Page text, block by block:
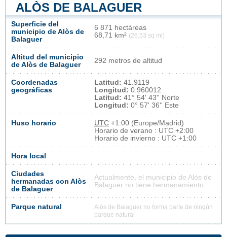
ALÒS DE BALAGUER
Superficie del
municipio de Alòs de
Balaguer
6 871 hectáreas
68,71 km² (26,53 sq mi)
Altitud del municipio
de Alòs de Balaguer
292 metros de altitud
Coordenadas
geográficas
Latitud: 41.9119
Longitud: 0.960012
Latitud: 41° 54' 43'' Norte
Longitud: 0° 57' 36'' Este
Huso horario UTC +1:00 (Europe/Madrid)
Horario de verano : UTC +2:00
Horario de invierno : UTC +1:00
Hora local
Ciudades
hermanadas con Alòs
de Balaguer
Actualmente, el municipio de Alòs de
Balaguer no tiene hermanamiento
Parque natural
Alòs de Balaguer no forma parte de ningún
parque natural